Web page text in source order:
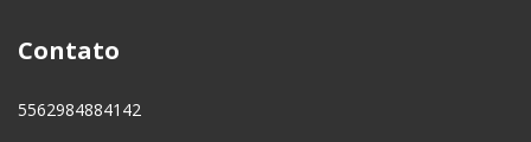
Contato
5562984884142